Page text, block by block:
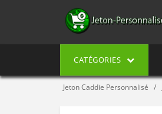
CATÉGORIES
Jeton Caddie Personnalisé